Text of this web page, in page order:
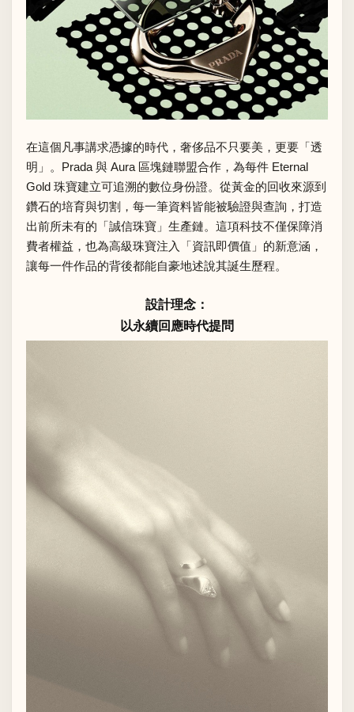
在這個凡事講求憑據的時代，奢侈品不只要美，更要「透
明」。Prada 與 Aura 區塊鏈聯盟合作，為每件 Eternal
Gold 珠寶建立可追溯的數位身份證。從黃金的回收來源到
鑽石的培育與切割，每一筆資料皆能被驗證與查詢，打造
出前所未有的「誠信珠寶」生產鏈。這項科技不僅保障消
費者權益，也為高級珠寶注入「資訊即價值」的新意涵，
讓每一件作品的背後都能自豪地述說其誕生歷程。
設計理念：
以永續回應時代提問